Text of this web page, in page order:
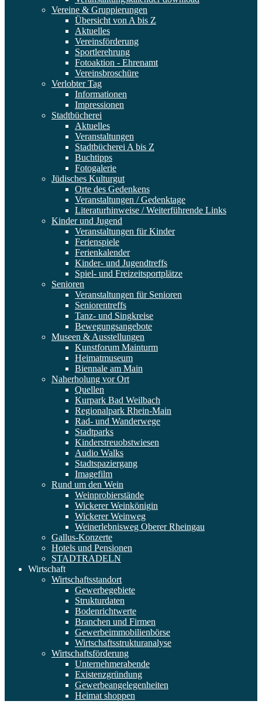
Vereine & Gruppierungen
Übersicht von A bis Z
Aktuelles
Vereinsförderung
Sportlerehrung
Fotoaktion - Ehrenamt
Vereinsbroschüre
Verlobter Tag
Informationen
Impressionen
Stadtbücherei
Aktuelles
Veranstaltungen
Stadtbücherei A bis Z
Buchtipps
Fotogalerie
Jüdisches Kulturgut
Orte des Gedenkens
Veranstaltungen / Gedenktage
Literaturhinweise / Weiterführende Links
Kinder und Jugend
Veranstaltungen für Kinder
Ferienspiele
Ferienkalender
Kinder- und Jugendtreffs
Spiel- und Freizeitsportplätze
Senioren
Veranstaltungen für Senioren
Seniorentreffs
Tanz- und Singkreise
Bewegungsangebote
Museen & Ausstellungen
Kunstforum Mainturm
Heimatmuseum
Biennale am Main
Naherholung vor Ort
Quellen
Kurpark Bad Weilbach
Regionalpark Rhein-Main
Rad- und Wanderwege
Stadtparks
Kinderstreuobstwiesen
Audio Walks
Stadtspaziergang
Imagefilm
Rund um den Wein
Weinprobierstände
Wickerer Weinkönigin
Wickerer Weinweg
Weinerlebnisweg Oberer Rheingau
Gallus-Konzerte
Hotels und Pensionen
STADTRADELN
Wirtschaft
Wirtschaftsstandort
Gewerbegebiete
Strukturdaten
Bodenrichtwerte
Branchen und Firmen
Gewerbeimmobilienbörse
Wirtschaftsstrukturanalyse
Wirtschaftsförderung
Unternehmerabende
Existenzgründung
Gewerbeangelegenheiten
Heimat shoppen